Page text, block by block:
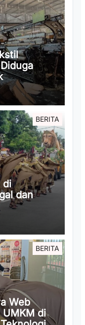
BERITA
di
dan
BERITA
Web
di